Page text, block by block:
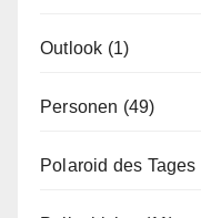
Outlook (1)
Personen (49)
Polaroid des Tages